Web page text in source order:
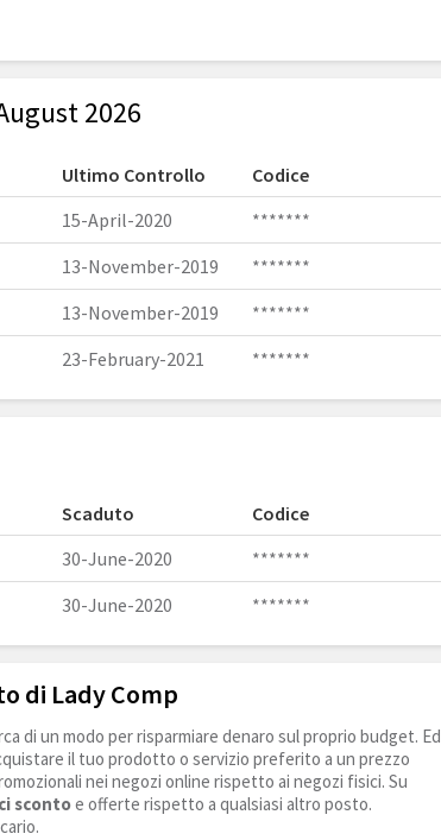
2026
Ultimo Controllo
Codice
15-April-2020
*******
13-November-2019
*******
13-November-2019
*******
23-February-2021 *******
Scaduto
Codice
30-June-2020
*******
30-June-2020 *******
di Lady Comp
di un modo per risparmiare denaro sul proprio budget. Ed
il tuo prodotto o servizio preferito a un prezzo
nei negozi online rispetto ai negozi fisici. Su
scontoe offerte rispetto a qualsiasi altro posto.